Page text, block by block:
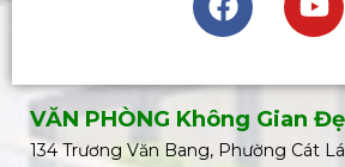
VĂN PHÒNG Không Gian
134 Trương Văn Bang, Phường Cát